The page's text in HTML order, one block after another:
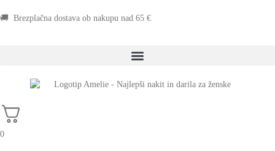
🚚 Brezplačna dostava ob nakupu nad 65 €
0